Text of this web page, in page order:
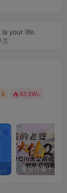
your life.
生
5 63.5W+
九磅十五便士是什么意思（九磅十五便士是什么梗）